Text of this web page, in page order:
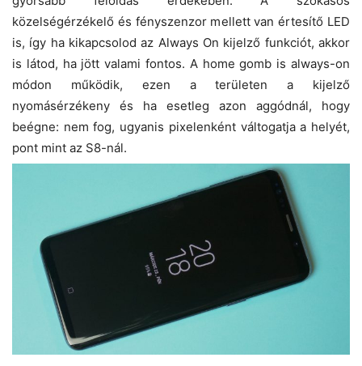
közelségérzékelő és fényszenzor mellett van értesítő LED
is, így ha kikapcsolod az Always On kijelző funkciót, akkor
is látod, ha jött valami fontos. A home gomb is always-on
módon működik, ezen a területen a kijelző
nyomásérzékeny és ha esetleg azon aggódnál, hogy
beégne: nem fog, ugyanis pixelenként váltogatja a helyét,
pont mint az S8-nál.